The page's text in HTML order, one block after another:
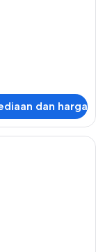
dan harga